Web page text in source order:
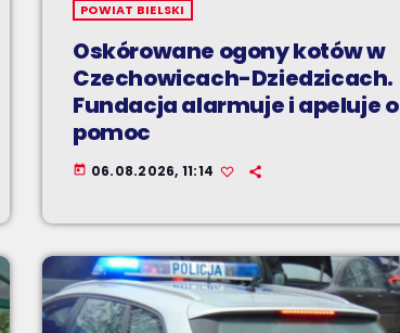
POWIAT BIELSKI
Oskórowane ogony kotów w
Czechowicach-Dziedzicach.
Fundacja alarmuje i apeluje o
pomoc
today 06.08.2026, 11:14